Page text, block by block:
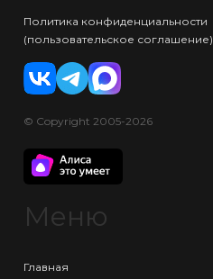
Политика конфиденциальности
(пользовательское соглашение)
© Copyright 2005-2026
Меню
Главная